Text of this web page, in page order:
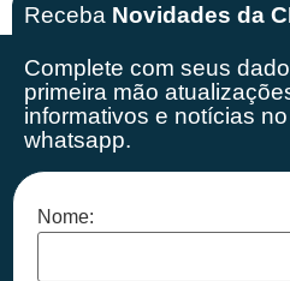
Receba Novidades da
Complete com seus
primeira mão
informativos e notícias
whatsapp.
Nome: